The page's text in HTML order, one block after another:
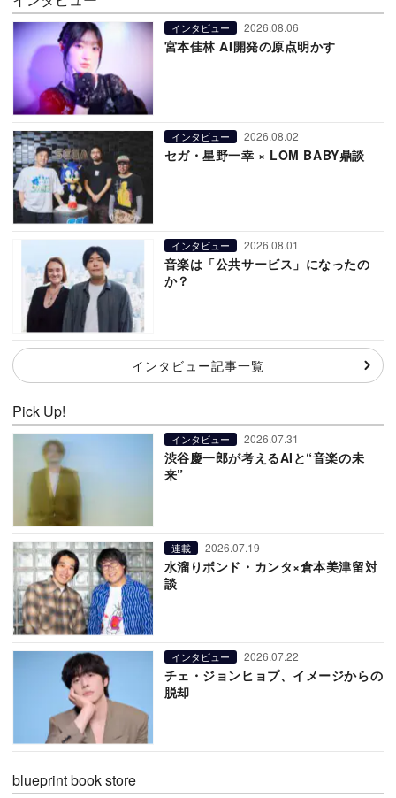
インタビュー 2026.08.06
宮本佳林 AI開発の原点明かす
インタビュー 2026.08.02
セガ・星野一幸 × LOM BABY鼎談
インタビュー 2026.08.01
音楽は「公共サービス」になったの
か？
インタビュー記事一覧
Pick Up!
インタビュー 2026.07.31
渋谷慶一郎が考えるAIと“音楽の未
来”
連載 2026.07.19
水溜りボンド・カンタ×倉本美津留対
談
インタビュー 2026.07.22
チェ・ジョンヒョプ、イメージからの
脱却
blueprint book store